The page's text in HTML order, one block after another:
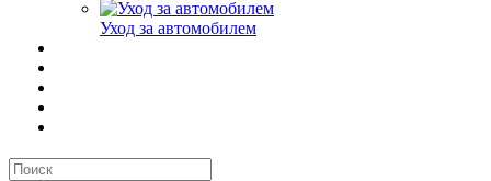
Уход за автомобилем